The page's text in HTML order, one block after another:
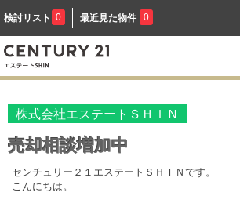
検討リスト 0 最近見た物件 0
株式会社エステートＳＨＩＮ
売却相談増加中
センチュリー２１エステートＳＨＩＮです。
こんにちは。